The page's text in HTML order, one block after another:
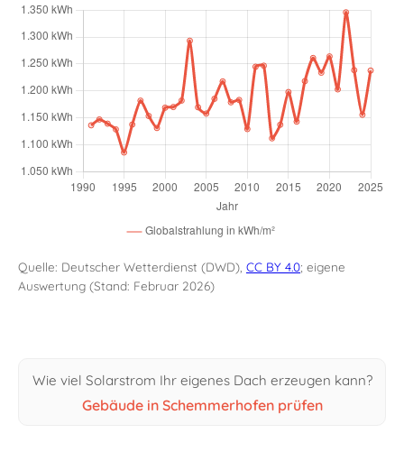
Quelle: Deutscher Wetterdienst (DWD), CC BY 4.0; eigene
Auswertung (Stand: Februar 2026)
Wie viel Solarstrom Ihr eigenes Dach erzeugen kann?
Gebäude in Schemmerhofen prüfen